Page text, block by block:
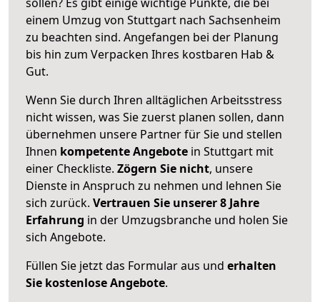
einem Umzug von Stuttgart nach Sachsenheim
zu beachten sind. Angefangen bei der Planung
bis hin zum Verpacken Ihres kostbaren Hab &
Gut.
Wenn Sie durch Ihren alltäglichen Arbeitsstress
nicht wissen, was Sie zuerst planen sollen, dann
übernehmen unsere Partner für Sie und stellen
Ihnen kompetente Angebote in Stuttgart mit
einer Checkliste. Zögern Sie nicht, unsere
Dienste in Anspruch zu nehmen und lehnen Sie
sich zurück. Vertrauen Sie unserer 8 Jahre
Erfahrung in der Umzugsbranche und holen Sie
sich Angebote.
Füllen Sie jetzt das Formular aus und erhalten
Sie kostenlose Angebote.